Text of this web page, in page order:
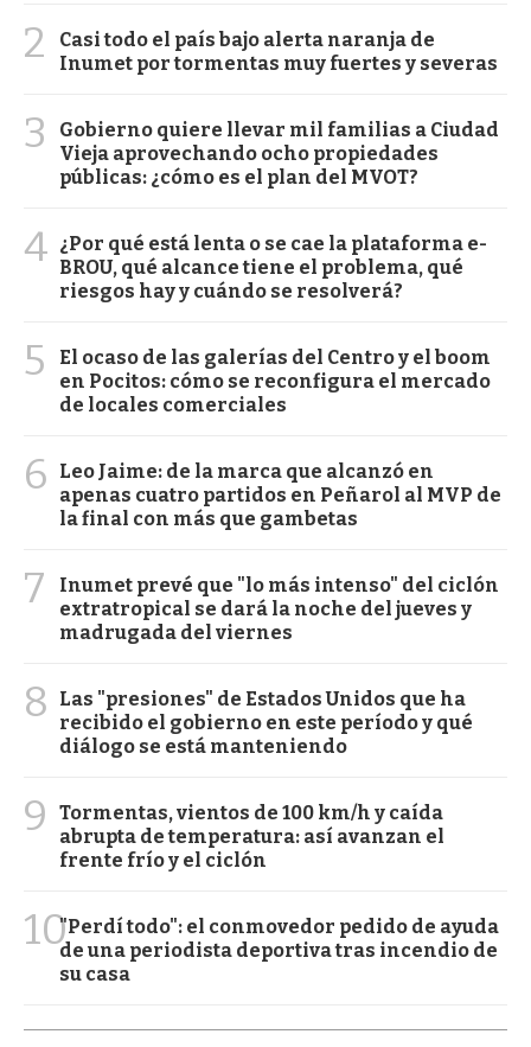
2
Casi todo el país bajo alerta naranja de
Inumet por tormentas muy fuertes y severas
3
Gobierno quiere llevar mil familias a Ciudad
Vieja aprovechando ocho propiedades
públicas: ¿cómo es el plan del MVOT?
4 ¿Por qué está lenta o se cae la plataforma e-
BROU, qué alcance tiene el problema, qué
riesgos hay y cuándo se resolverá?
5
El ocaso de las galerías del Centro y el boom
en Pocitos: cómo se reconfigura el mercado
de locales comerciales
6
Leo Jaime: de la marca que alcanzó en
apenas cuatro partidos en Peñarol al MVP de
la final con más que gambetas
7
Inumet prevé que "lo más intenso" del ciclón
extratropical se dará la noche del jueves y
madrugada del viernes
8
Las "presiones" de Estados Unidos que ha
recibido el gobierno en este período y qué
diálogo se está manteniendo
9
Tormentas, vientos de 100 km/h y caída
abrupta de temperatura: así avanzan el
frente frío y el ciclón
10"Perdí todo": el conmovedor pedido de ayuda
de una periodista deportiva tras incendio de
su casa